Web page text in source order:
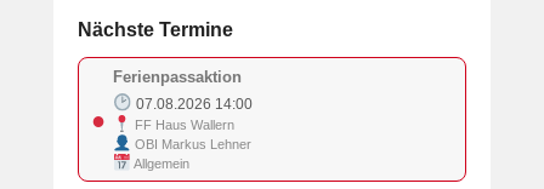
Nächste Termine
●
Ferienpassaktion
07.08.2026 14:00
FF Haus Wallern
OBI Markus Lehner
Allgemein